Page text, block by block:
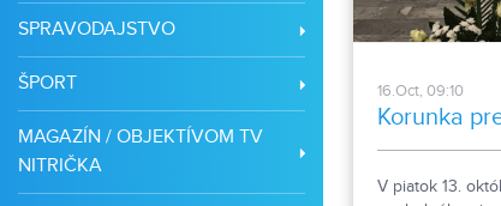
SPRAVODAJSTVO
ŠPORT
MAGAZÍN / OBJEKTÍVOM TV
NITRIČKA
16.Oct, 09:10
Korunka
V piatok 13.